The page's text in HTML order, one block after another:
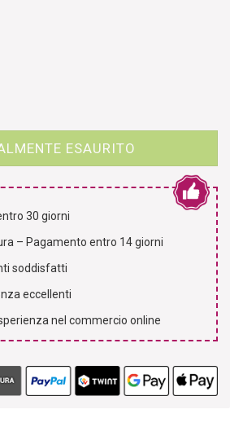
ESAURITO
30 giorni
– Pagamento entro 14 giorni
soddisfatti
eccellenti
nel commercio online